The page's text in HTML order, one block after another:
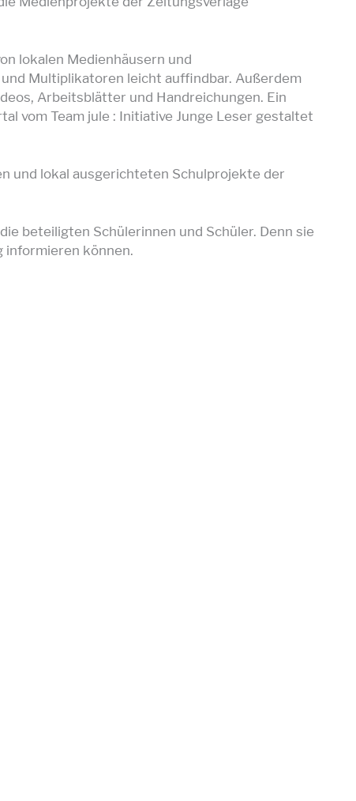
lokalen Medienhäusern und
Multiplikatoren leicht auffindbar. Außerdem
Arbeitsblätter und Handreichungen. Ein
vom Team jule : Initiative Junge Leser gestaltet
und lokal ausgerichteten Schulprojekte der
beteiligten Schülerinnen und Schüler. Denn sie
informieren können.